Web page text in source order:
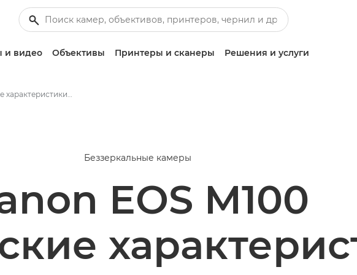
и видео Объективы Принтеры и сканеры Решения и услуги
Технические характеристики Canon EOS M100
Беззеркальные камеры
EOS M100